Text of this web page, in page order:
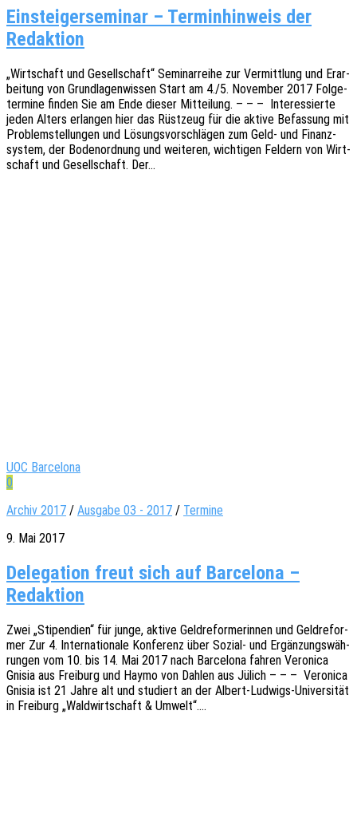
Einsteigerseminar – Terminhinweis der
Redaktion
„Wirt­schaft und Gesell­schaft“ Semi­nar­rei­he zur Vermitt­lung und Erar­
bei­tung von Grund­la­gen­wis­sen Start am 4./5. Novem­ber 2017 Folge­
ter­mi­ne finden Sie am Ende dieser Mittei­lung. – – – Inter­es­sier­te
jeden Alters erlan­gen hier das Rüst­zeug für die aktive Befas­sung mit
Problem­stel­lun­gen und Lösungs­vor­schlä­gen zum Geld- und Finanz­
sys­tem, der Boden­ord­nung und weite­ren, wich­ti­gen Feldern von Wirt­
schaft und Gesell­schaft. Der…
UOC Barcelona
0
Archiv 2017 / Ausgabe 03 - 2017 / Termine
9. Mai 2017
Delegation freut sich auf Barcelona –
Redaktion
Zwei „Stipen­di­en“ für junge, aktive Geld­re­for­me­rin­nen und Geld­re­for­
mer Zur 4. Inter­na­tio­na­le Konfe­renz über Sozial- und Ergän­zungs­wäh­
run­gen vom 10. bis 14. Mai 2017 nach Barce­lo­na fahren Vero­ni­ca
Gnisia aus Frei­burg und Haymo von Dahlen aus Jülich – – – Vero­ni­ca
Gnisia ist 21 Jahre alt und studiert an der Albert-Ludwigs-Univer­­­si­­tät
in Frei­burg „Wald­wirt­schaft & Umwelt“.…